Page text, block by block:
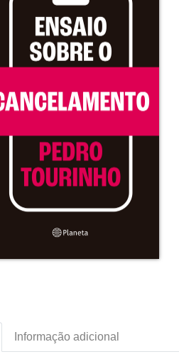
Informação adicional